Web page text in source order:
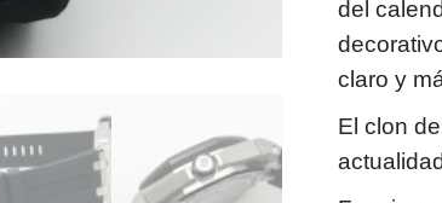
del
claro y
El clon